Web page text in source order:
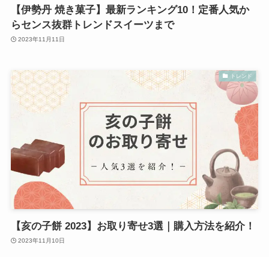
【伊勢丹 焼き菓子】最新ランキング10！定番人気か
らセンス抜群トレンドスイーツまで
2023年11月11日
トレンド
【亥の子餅 2023】お取り寄せ3選｜購入方法を紹介！
2023年11月10日